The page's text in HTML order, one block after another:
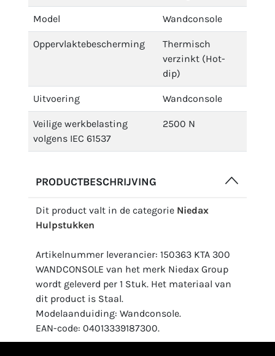
Model Wandconsole
Oppervlaktebescherming
Thermisch
verzinkt (Hot-
dip)
Uitvoering Wandconsole
Veilige werkbelasting
volgens IEC 61537
2500 N
PRODUCTBESCHRIJVING
Dit product valt in de categorie Niedax
Hulpstukken
Artikelnummer leverancier: 150363 KTA 300
WANDCONSOLE van het merk Niedax Group
wordt geleverd per 1 Stuk. Het materiaal van
dit product is Staal.
Modelaanduiding: Wandconsole.
EAN-code: 04013339187300.